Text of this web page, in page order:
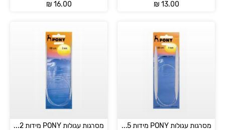
₪ 13.00
₪ 16.00
מסרגות עגולות PONY מידות 5.5 – 10 מסרגות עגולות PONY מידות 2 – 5